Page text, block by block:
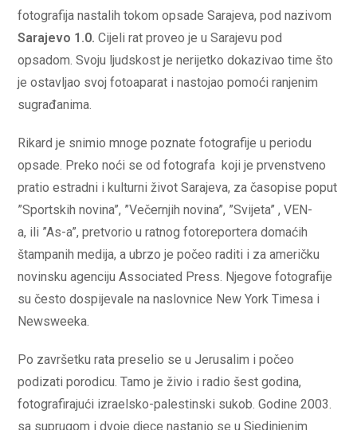
fotografija nastalih tokom opsade Sarajeva, pod nazivom
Sarajevo 1.0.Cijeli rat proveo je u Sarajevu pod
opsadom. Svoju ljudskost je nerijetko dokazivao time što
je ostavljao svoj fotoaparat i nastojao pomoći ranjenim
sugrađanima.
Rikard je snimio mnoge poznate fotografije u periodu
opsade. Preko noći se od fotografa koji je prvenstveno
pratio estradni i kulturni život Sarajeva, za časopise poput
”Sportskih novina”, ”Večernjih novina”, ”Svijeta” , VEN-
a, ili ”As-a”, pretvorio u ratnog fotoreportera domaćih
štampanih medija, a ubrzo je počeo raditi i za američku
novinsku agenciju Associated Press. Njegove fotografije
su često dospijevale na naslovnice New York Timesa i
Newsweeka.
Po završetku rata preselio se u Jerusalim i počeo
podizati porodicu. Tamo je živio i radio šest godina,
fotografirajući izraelsko-palestinski sukob. Godine 2003.
sa suprugom i dvoje djece nastanio se u Sjedinjenim